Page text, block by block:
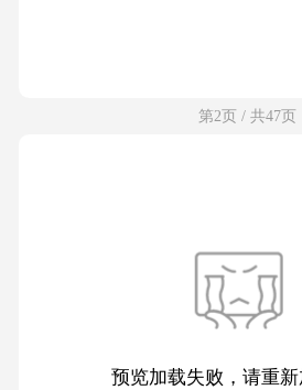
第2页 / 共47页
预览加载失败，请重